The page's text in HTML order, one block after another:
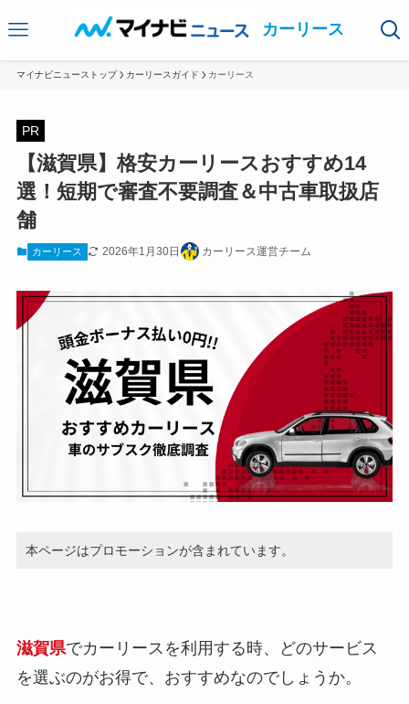
カーリース
マイナビニューストップ カーリースガイド カーリース
PR
【滋賀県】格安カーリースおすすめ14
選！短期で審査不要調査＆中古車取扱店
舗
カーリース 2026年1月30日 カーリース運営チーム
本ページはプロモーションが含まれています。
滋賀県でカーリースを利用する時、どのサービス
を選ぶのがお得で、おすすめなのでしょうか。